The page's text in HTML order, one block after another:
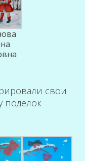
свои
поделок